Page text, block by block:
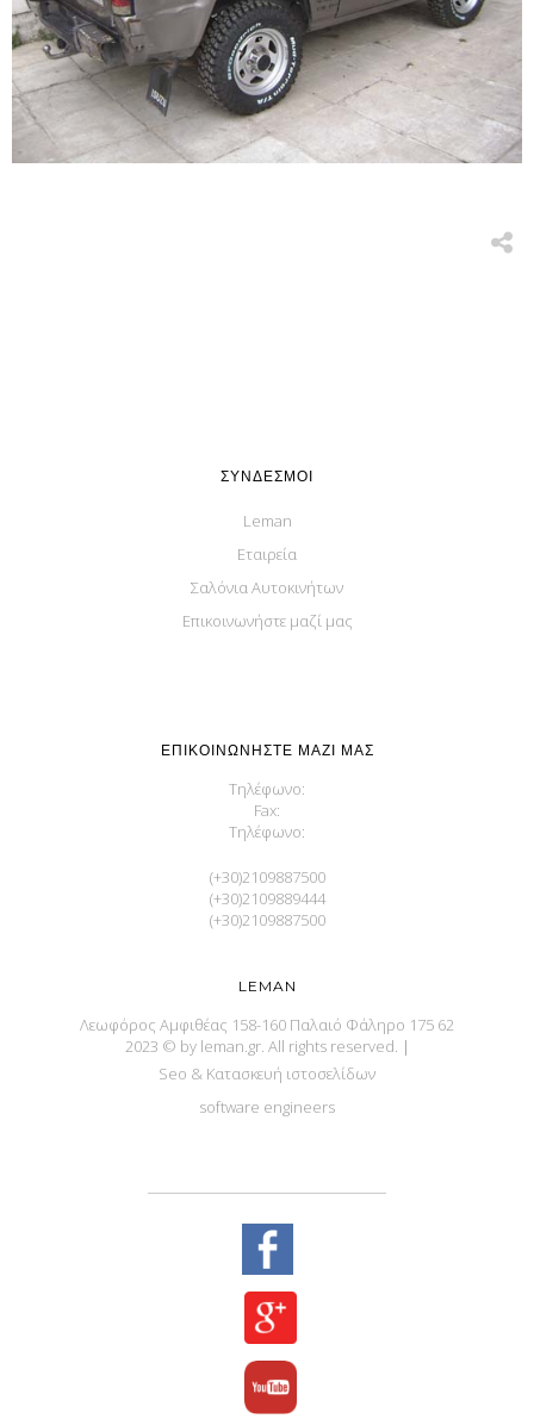
ΣΎΝΔΕΣΜΟΙ
Leman
Εταιρεία
Σαλόνια Αυτοκινήτων
Επικοινωνήστε μαζί μας
ΕΠΙΚΟΙΝΩΝΉΣΤΕ ΜΑΖΊ ΜΑΣ
Τηλέφωνο:
Fax:
Τηλέφωνο:
(+30)2109887500
(+30)2109889444
(+30)2109887500
LEMAN
Λεωφόρος Αμφιθέας 158-160 Παλαιό Φάληρο 175 62
2023 © by leman.gr. All rights reserved. |
Seo & Κατασκευή ιστοσελίδων
software engineers